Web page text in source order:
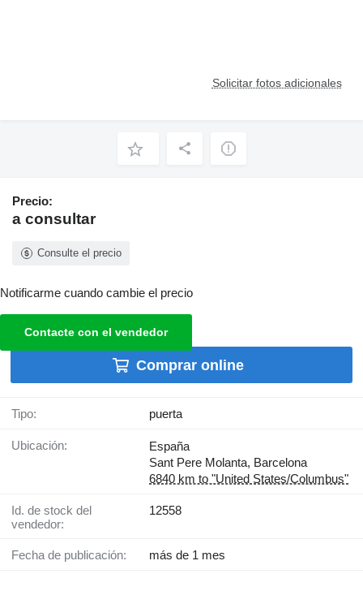
Solicitar fotos adicionales
Precio:
a consultar
Consulte el precio
Notificarme cuando cambie el precio
Contacte con el vendedor
Comprar online
Tipo: puerta
Ubicación:
España
Sant Pere Molanta, Barcelona
6840 km to "United States/Columbus"
Id. de stock del
vendedor:
12558
Fecha de publicación: más de 1 mes